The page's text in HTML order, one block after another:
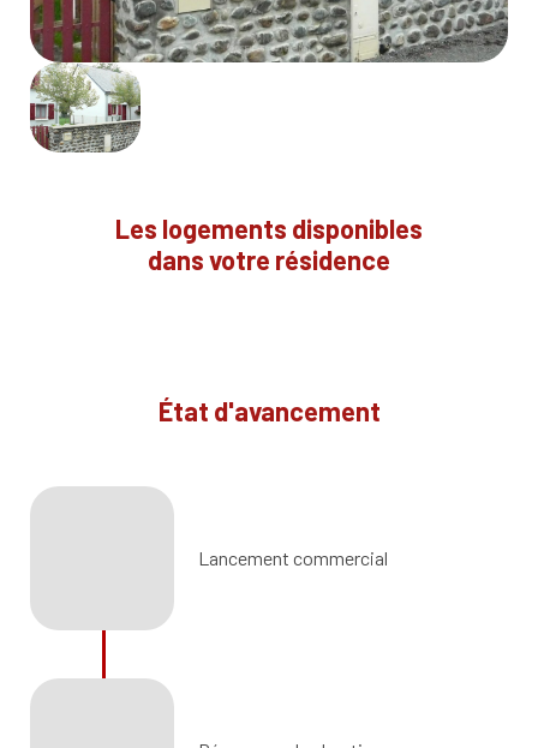
Les logements disponibles
dans votre résidence
État d'avancement
Lancement commercial